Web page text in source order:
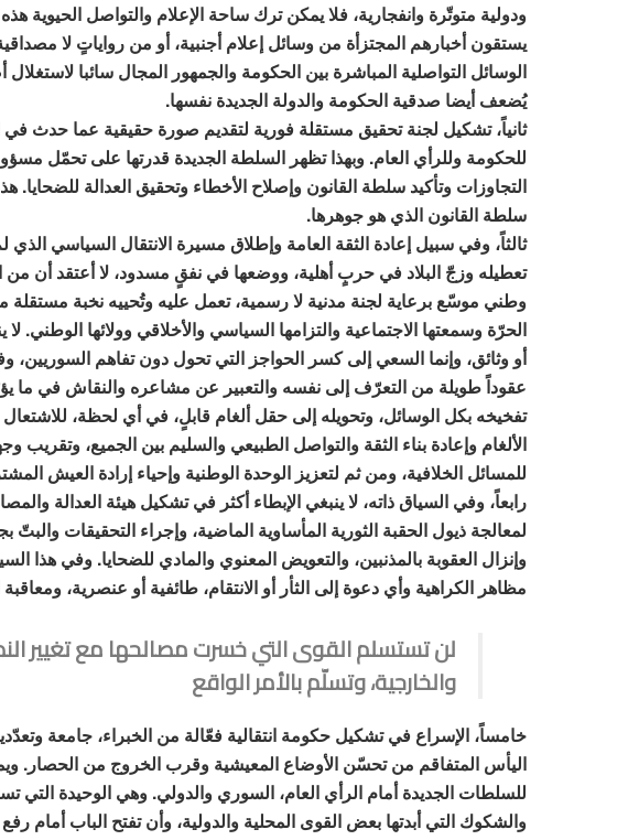
ودولية متوتّرة وانفجارية، فلا يمكن ترك ساحة الإعلام والتواصل الحيوية
يستقون أخبارهم المجتزأة من وسائل إعلام أجنبية، أو من رواياتٍ لا
الوسائل التواصلية المباشرة بين الحكومة والجمهور المجال سائبا
يُضعف أيضا صدقية الحكومة والدولة الجديدة نفسها.
ثانياً، تشكيل لجنة تحقيق مستقلة فورية لتقديم صورة حقيقية عما حدث في
للحكومة وللرأي العام. وبهذا تظهر السلطة الجديدة قدرتها على تحمّل
التجاوزات وتأكيد سلطة القانون وإصلاح الأخطاء وتحقيق العدالة للضحايا.
سلطة القانون الذي هو جوهرها.
ثالثاً، وفي سبيل إعادة الثقة العامة وإطلاق مسيرة الانتقال السياسي
تعطيله وزجّ البلاد في حربٍ أهلية، ووضعها في نفقٍ مسدود، لا أعتقد أن
وطني موسّع برعاية لجنة مدنية لا رسمية، تعمل عليه وتُحييه نخبة
الحرّة وسمعتها الاجتماعية والتزامها السياسي والأخلاقي وولائها الوطني.
أو وثائق، وإنما السعي إلى كسر الحواجز التي تحول دون تفاهم السوريين،
عقوداً طويلة من التعرّف إلى نفسه والتعبير عن مشاعره والنقاش في
تفخيخه بكل الوسائل، وتحويله إلى حقل ألغام قابلٍ، في أي لحظة، للاشتعال
الألغام وإعادة بناء الثقة والتواصل الطبيعي والسليم بين الجميع،
للمسائل الخلافية، ومن ثم لتعزيز الوحدة الوطنية وإحياء إرادة العيش
رابعاً، وفي السياق ذاته، لا ينبغي الإبطاء أكثر في تشكيل هيئة العدالة
لمعالجة ذيول الحقبة الثورية المأساوية الماضية، وإجراء التحقيقات والبتّ
وإنزال العقوبة بالمذنبين، والتعويض المعنوي والمادي للضحايا. وفي هذا
مظاهر الكراهية وأي دعوة إلى الثأر أو الانتقام، طائفية أو عنصرية،
لن تستسلم القوى التي خسرت مصالحها مع تغيير
والخارجية، وتسلّم بالأمر الواقع
خامساً، الإسراع في تشكيل حكومة انتقالية فعّالة من الخبراء، جامعة
اليأس المتفاقم من تحسّن الأوضاع المعيشية وقرب الخروج من الحصار.
للسلطات الجديدة أمام الرأي العام، السوري والدولي. وهي الوحيدة التي
والشكوك التي أبدتها بعض القوى المحلية والدولية، وأن تفتح الباب أمام رفع